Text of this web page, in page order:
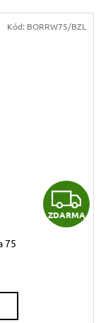
Z
D
ZDARMA
75
Kód: BORRW75/BZL